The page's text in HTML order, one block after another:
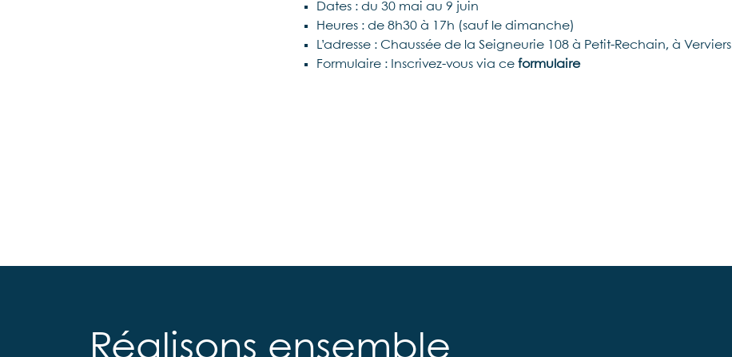
Dates : du 30 mai au 9 juin
Heures : de 8h30 à 17h (sauf le dimanche)
L’adresse : Chaussée de la Seigneurie 108 à Petit-Rechain, à Verviers
Formulaire : Inscrivez-vous via ce formulaire
Réalisons ensemble